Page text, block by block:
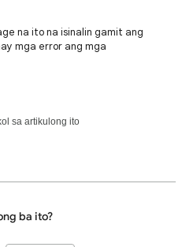
na ito na isinalin gamit ang
mga error ang mga
sa artikulong ito
ba ito?